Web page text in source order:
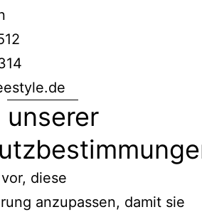
unserer
diese
anzupassen, damit sie